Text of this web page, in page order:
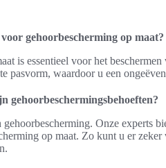
gehoorbescherming op maat?
is essentieel voor het
pasvorm, waardoor u een
gehoorbeschermingsbehoeften?
Onze experts
op maat. Zo kunt u er